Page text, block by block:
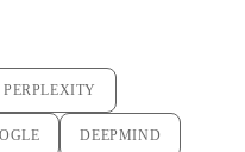
PERPLEXITY
DEEPMIND